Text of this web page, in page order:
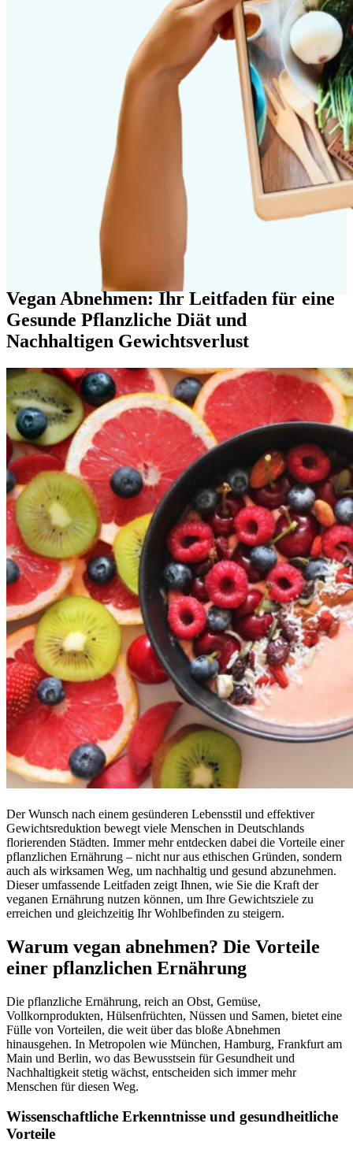
Vegan Abnehmen: Ihr Leitfaden für eine
Gesunde Pflanzliche Diät und
Nachhaltigen Gewichtsverlust
Der Wunsch nach einem gesünderen Lebensstil und effektiver
Gewichtsreduktion bewegt viele Menschen in Deutschlands
florierenden Städten. Immer mehr entdecken dabei die Vorteile einer
pflanzlichen Ernährung – nicht nur aus ethischen Gründen, sondern
auch als wirksamen Weg, um nachhaltig und gesund abzunehmen.
Dieser umfassende Leitfaden zeigt Ihnen, wie Sie die Kraft der
veganen Ernährung nutzen können, um Ihre Gewichtsziele zu
erreichen und gleichzeitig Ihr Wohlbefinden zu steigern.
Warum vegan abnehmen? Die Vorteile
einer pflanzlichen Ernährung
Die pflanzliche Ernährung, reich an Obst, Gemüse,
Vollkornprodukten, Hülsenfrüchten, Nüssen und Samen, bietet eine
Fülle von Vorteilen, die weit über das bloße Abnehmen
hinausgehen. In Metropolen wie München, Hamburg, Frankfurt am
Main und Berlin, wo das Bewusstsein für Gesundheit und
Nachhaltigkeit stetig wächst, entscheiden sich immer mehr
Menschen für diesen Weg.
Wissenschaftliche Erkenntnisse und gesundheitliche
Vorteile